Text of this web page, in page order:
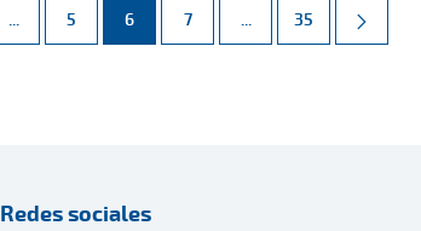
... Páginas intermedias Use TAB para desplazarse.
Página
5 Página
6 Página
7 ... Páginas intermedias
Página
35
Redes sociales